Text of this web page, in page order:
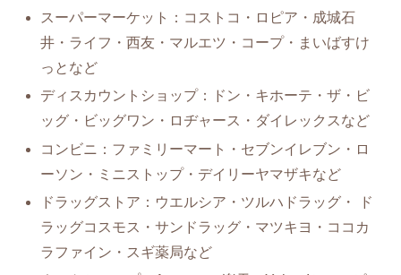
スーパーマーケット：コストコ・ロピア・成城石
井・ライフ・西友・マルエツ・コープ・まいばすけ
っとなど
ディスカウントショップ：ドン・キホーテ・ザ・ビ
ッグ・ビッグワン・ロヂャース・ダイレックスなど
コンビニ：ファミリーマート・セブンイレブン・ロ
ーソン・ミニストップ・デイリーヤマザキなど
ドラッグストア：ウエルシア・ツルハドラッグ・ ド
ラッグコスモス・サンドラッグ・マツキヨ・ココカ
ラファイン・スギ薬局など